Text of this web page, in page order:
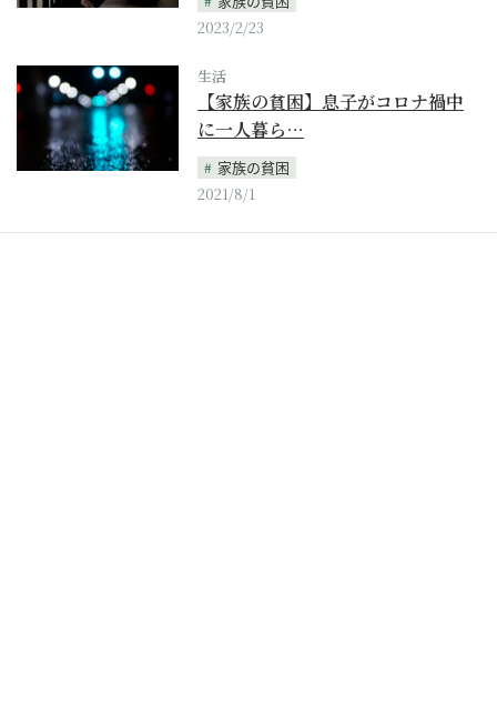
2023/2/23
生活
【家族の貧困】息子がコロナ禍中
に一人暮ら…
家族の貧困
2021/8/1